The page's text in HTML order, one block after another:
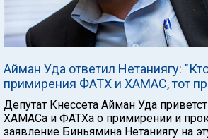
Айман Уда ответил Нетаниягу:
примирения ФАТХ и ХАМАС, тот
Депутат Кнессета Айман Уда
ХАМАСа и ФАТХа о примирении и
заявление Биньямина Нетаниягу на